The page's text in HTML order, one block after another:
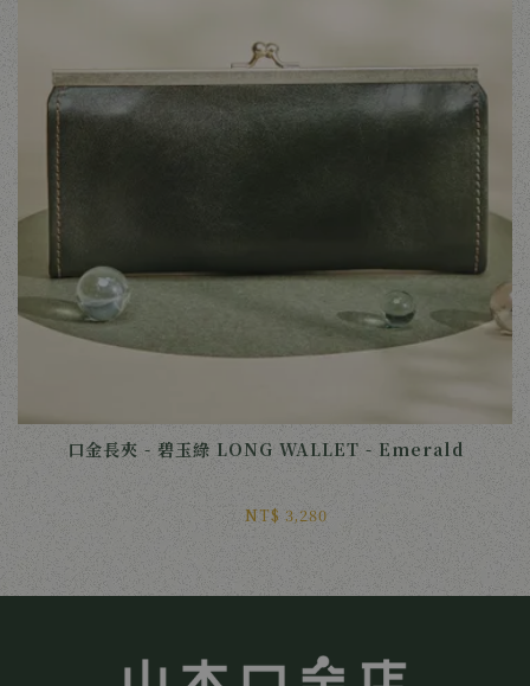
口金長夾 - 碧玉綠 LONG WALLET - Emerald
NT$ 3,280